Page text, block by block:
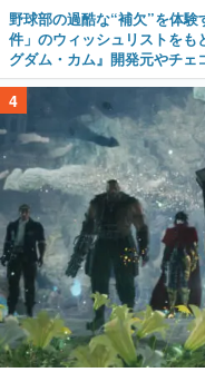
野球部の過酷な“補欠”を体
件」のウィッシュリストを
グダム・カム』開発元やチ
4